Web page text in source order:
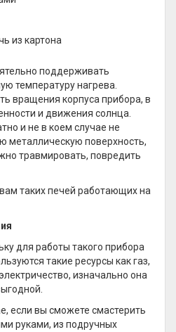
поддерживать
температуру нагрева.
вращения корпуса прибора, в
и движения солнца.
и не в коем случае не
металлическую поверхность,
травмировать, повредить
таких печей работающих на
для работы такого прибора
такие ресурсы как газ,
изначально она
если вы сможете смастерить
руками, из подручных